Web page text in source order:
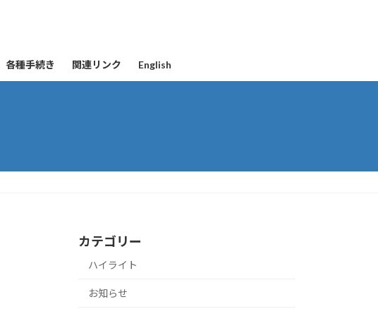
各種手続き 関連リンク English
カテゴリー
ハイライト
お知らせ